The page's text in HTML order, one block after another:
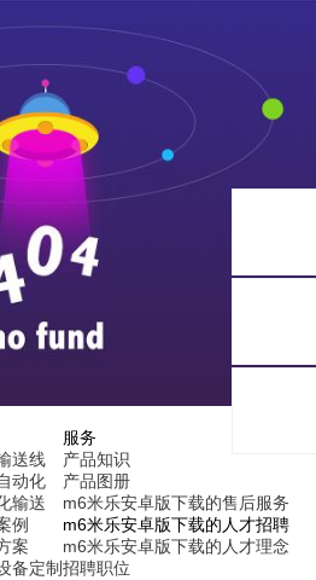
送线
动化
输送
例
案
备定制
服务
产品知识
产品图册
m6米乐安卓版下载的售后服务
m6米乐安卓版下载的人才招聘
m6米乐安卓版下载的人才理念
招聘职位